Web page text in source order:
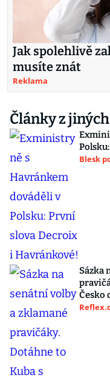
Jak spolehlivě
musíte znát
Reklama
Články z
Blesk
Sázka
Česko